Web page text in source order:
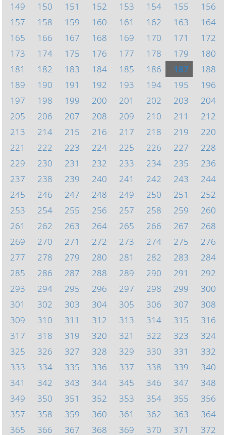
149
150 151 152 153 154 155
156
157
158 159 160 161 162 163
164
165
166 167 168 169 170 171
172
173
174 175 176 177 178 179
180
181
182 183 184 185 186 187
188
189
190 191 192 193 194 195
196
197
198 199 200 201 202 203
204
205
206 207 208 209 210 211
212
213
214 215 216 217 218 219
220
221
222 223 224 225 226 227
228
229
230 231 232 233 234 235
236
237
238 239 240 241 242 243
244
245
246 247 248 249 250 251
252
253
254 255 256 257 258 259
260
261
262 263 264 265 266 267
268
269
270 271 272 273 274 275
276
277
278 279 280 281 282 283
284
285
286 287 288 289 290 291
292
293
294 295 296 297 298 299
300
301
302 303 304 305 306 307
308
309
310 311 312 313 314 315
316
317
318 319 320 321 322 323
324
325
326 327 328 329 330 331
332
333
334 335 336 337 338 339
340
341
342 343 344 345 346 347
348
349
350 351 352 353 354 355
356
357
358 359 360 361 362 363
364
365
366 367 368 369 370 371 372